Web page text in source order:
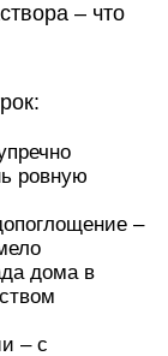
– что
ровную
–
дома в
– с